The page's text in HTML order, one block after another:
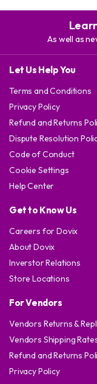
As well as
Let Us Help You
Terms and Conditions
Privacy Policy
Refund and Returns
Dispute Resolution
Code of Conduct
Cookie Settings
Help Center
Get to Know Us
Careers for Dovix
About Dovix
Inverstor Relations
Store Locations
For Vendors
Vendors Returns &
Vendors Shipping
Refund and Returns
Privacy Policy